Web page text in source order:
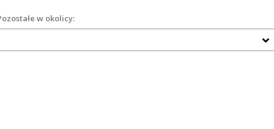
w okolicy: